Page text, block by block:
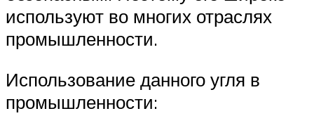
используют во многих отраслях
промышленности.
Использование данного угля в
промышленности: